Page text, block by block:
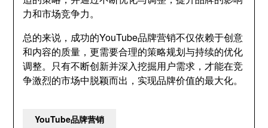
力和市场竞争力。
总的来说，成功的YouTube品牌营销不仅依赖于创意
和内容的质量，更需要合理的策略规划与持续的优化
调整。只有不断创新并深入挖掘用户需求，才能在竞
争激烈的市场中脱颖而出，实现品牌价值的最大化。
YouTube品牌营销